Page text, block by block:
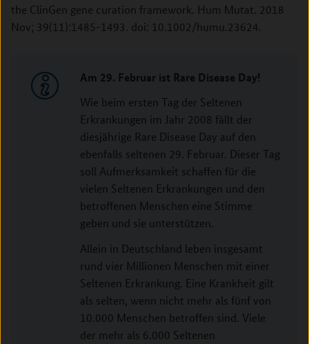
the ClinGen gene curation framework. Hum Mutat. 2018
Nov; 39(11):1485-1493. doi: 10.1002/humu.23624.
Am 29. Februar ist Rare Disease Day!
Wie beim ersten Tag der Seltenen
Erkrankungen im Jahr 2008 fällt der
diesjährige Rare Disease Day auf den
ebenfalls seltenen 29. Februar. Dieser Tag
soll Aufmerksamkeit schaffen für die
vielen Seltenen Erkrankungen und den
betroffenen Menschen eine Stimme
geben und sie unterstützen.
Allein in Deutschland leben insgesamt
rund vier Millionen Menschen mit einer
Seltenen Erkrankung. Eine Krankheit gilt
als selten, wenn nicht mehr als fünf von
10.000 Menschen betroffen sind. Viele
der mehr als 6.000 Seltenen